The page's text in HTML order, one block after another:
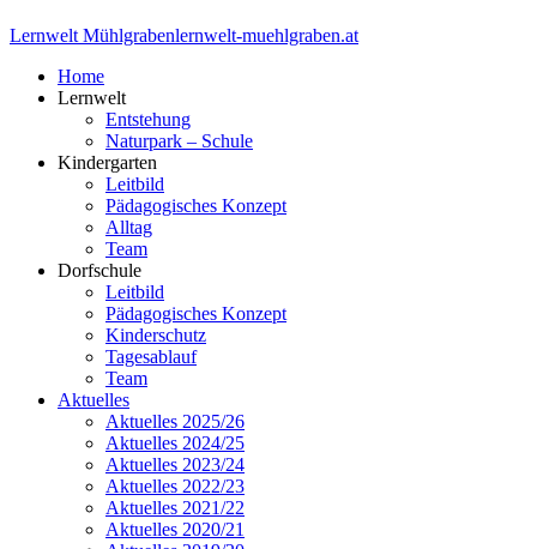
Lernwelt Mühlgrabenlernwelt-muehlgraben.at
Home
Lernwelt
Entstehung
Naturpark – Schule
Kindergarten
Leitbild
Pädagogisches Konzept
Alltag
Team
Dorfschule
Leitbild
Pädagogisches Konzept
Kinderschutz
Tagesablauf
Team
Aktuelles
Aktuelles 2025/26
Aktuelles 2024/25
Aktuelles 2023/24
Aktuelles 2022/23
Aktuelles 2021/22
Aktuelles 2020/21